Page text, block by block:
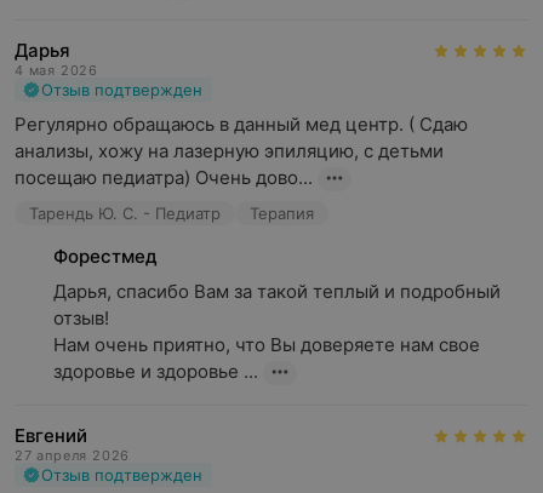
Дарья
4 мая 2026
Отзыв подтвержден
Регулярно обращаюсь в данный мед центр. ( Сдаю
анализы, хожу на лазерную эпиляцию, с детьми
посещаю педиатра) Очень дово...
Тарендь Ю. С. - Педиатр Терапия
Форестмед
Дарья, спасибо Вам за такой теплый и подробный
отзыв!
Нам очень приятно, что Вы доверяете нам свое
здоровье и здоровье ...
Евгений
27 апреля 2026
Отзыв подтвержден